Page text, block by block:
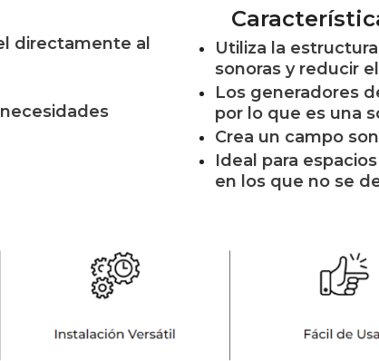
directamente al
Utiliza la
sonoras y reducir
Los generadores
por lo que es una
Crea un campo
Ideal para
en los que no se